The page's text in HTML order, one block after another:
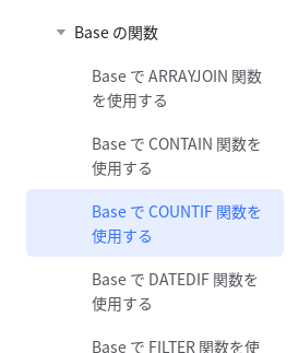
Base の関数
Base で ARRAYJOIN 関数
を使用する
Base で CONTAIN 関数を
使用する
Base で COUNTIF 関数を
使用する
Base で DATEDIF 関数を
使用する
Base で FILTER 関数を使